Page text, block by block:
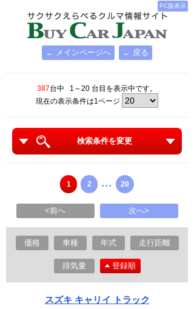
PC版表示
← メインページへ ← 戻る
387台中 1～20 台目を表示中です。
現在の表示条件は1ページ
検索条件を変更
1 2 ... 20
<前へ 次へ>
価格 車種 年式 走行距離
排気量 登録順
スズキ キャリイ トラック